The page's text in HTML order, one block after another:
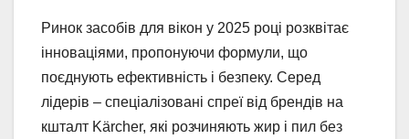
Ринок засобів для вікон у 2025 році розквітає
інноваціями, пропонуючи формули, що
поєднують ефективність і безпеку. Серед
лідерів – спеціалізовані спреї від брендів на
кшталт Kärcher, які розчиняють жир і пил без